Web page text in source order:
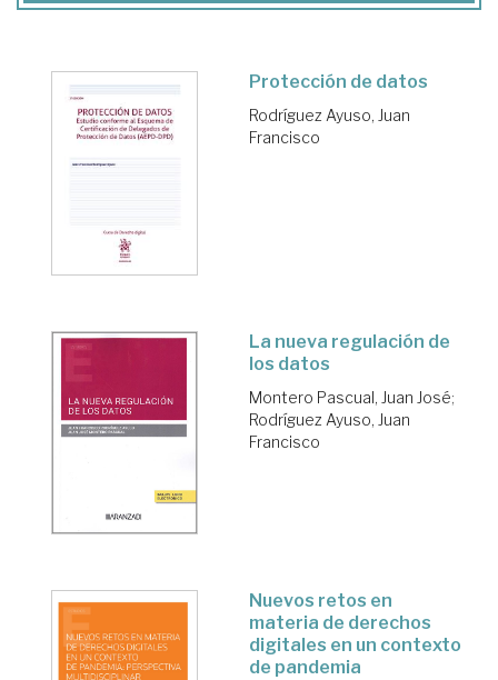
Protección de datos
Rodríguez Ayuso, Juan
Francisco
La nueva regulación de
los datos
Montero Pascual, Juan José;
Rodríguez Ayuso, Juan
Francisco
Nuevos retos en
materia de derechos
digitales en un contexto
de pandemia